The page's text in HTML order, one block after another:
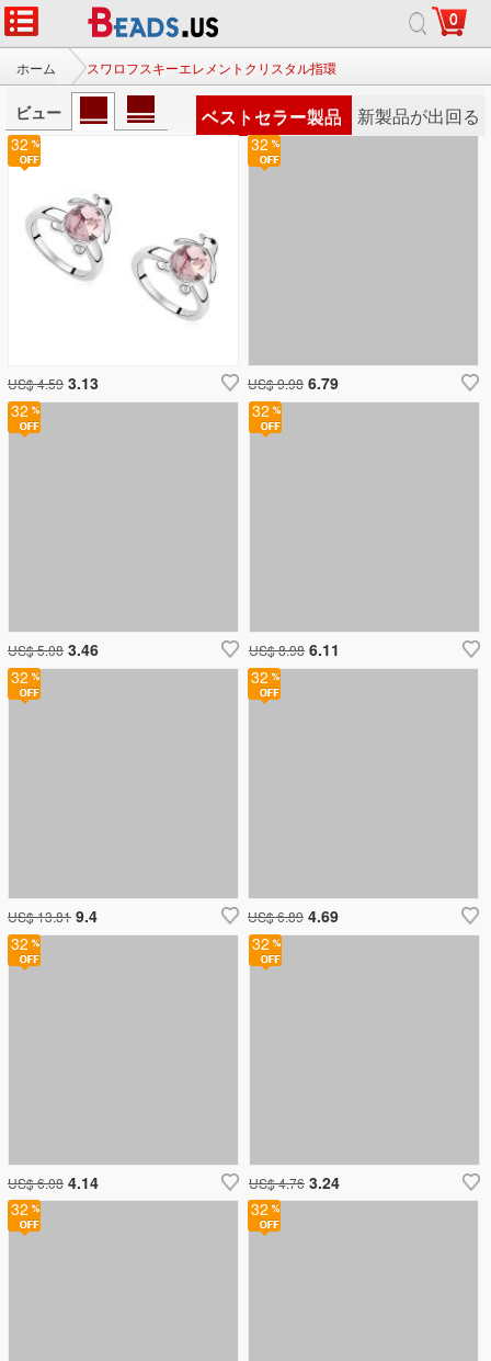
0
ホーム スワロフスキーエレメントクリスタル指環
ビュー ベストセラー製品 新製品が出回る
32
US$ 4.59 3.13
32
US$ 13.81 9.4
32
32
US$ 4.76 3.24
32
US$ 5.08 3.46
32
32
US$ 6.08 4.14
32
US$ 9.98 6.79
32
US$ 6.89 4.69
32
US$ 8.98 6.11